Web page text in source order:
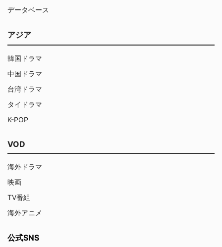
データベース
アジア
韓国ドラマ
中国ドラマ
台湾ドラマ
タイドラマ
K-POP
VOD
海外ドラマ
映画
TV番組
海外アニメ
公式SNS